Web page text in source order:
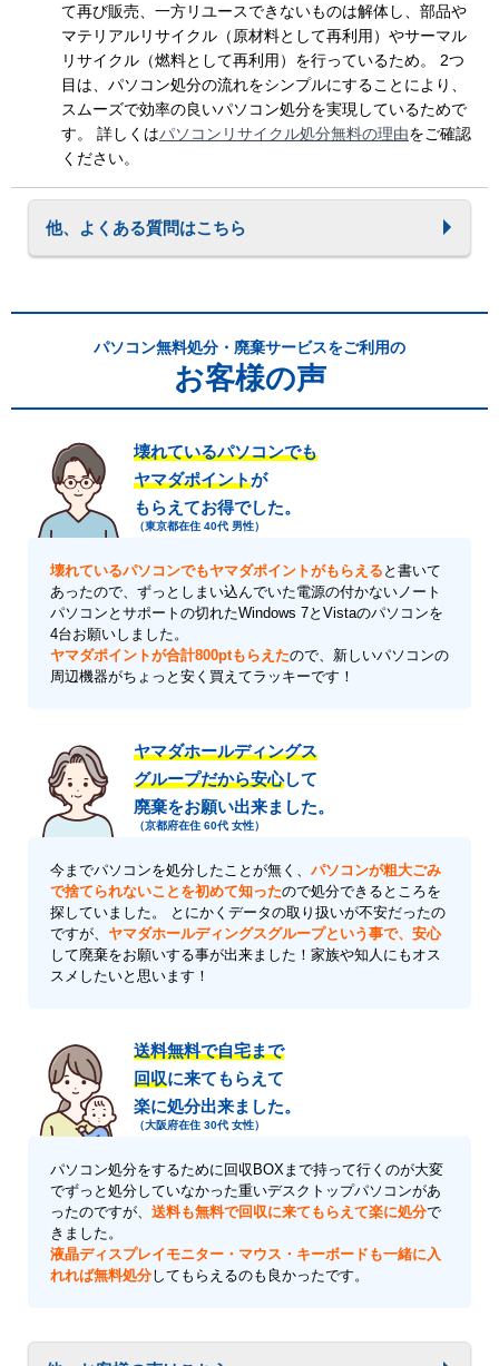
て再び販売、一方リユースできないものは解体し、部品や
マテリアルリサイクル（原材料として再利用）やサーマル
リサイクル（燃料として再利用）を行っているため。 2つ
目は、パソコン処分の流れをシンプルにすることにより、
スムーズで効率の良いパソコン処分を実現しているためで
す。 詳しくはパソコンリサイクル処分無料の理由をご確認
ください。
他、よくある質問はこちら
パソコン無料処分・廃棄サービスをご利用の
お客様の声
壊れているパソコンでも
ヤマダポイントが
もらえてお得でした。
（東京都在住 40代 男性）
壊れているパソコンでもヤマダポイントがもらえる と書いて
あったので、ずっとしまい込んでいた電源の付かないノート
パソコンとサポートの切れたWindows 7とVistaのパソコンを
4台お願いしました。
ヤマダポイントが合計800ptもらえたので、新しいパソコンの
周辺機器がちょっと安く買えてラッキーです！
ヤマダホールディングス
グループだから安心して
廃棄をお願い出来ました。
（京都府在住 60代 女性）
今までパソコンを処分したことが無く、 パソコンが粗大ごみ
で捨てられないことを初めて知ったので処分できるところを
探していました。 とにかくデータの取り扱いが不安だったの
ですが、 ヤマダホールディングスグループという事で、安心
して廃棄をお願いする事が出来ました！家族や知人にもオス
スメしたいと思います！
送料無料で自宅まで
回収に来てもらえて
楽に処分出来ました。
（大阪府在住 30代 女性）
パソコン処分をするために回収BOXまで持って行くのが大変
でずっと処分していなかった重いデスクトップパソコンがあ
ったのですが、 送料も無料で回収に来てもらえて楽に処分で
きました。
液晶ディスプレイモニター・マウス・キーボードも一緒に入
れれば無料処分してもらえるのも良かったです。